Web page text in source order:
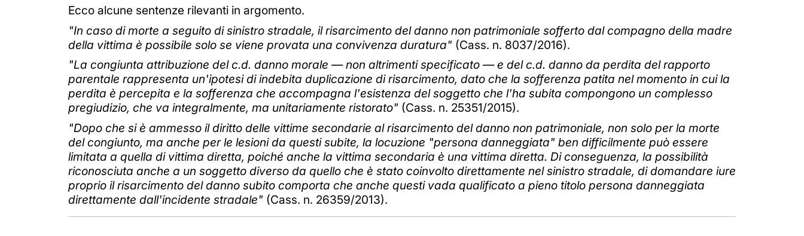
Ecco alcune sentenze rilevanti in argomento.
"In caso di morte a seguito di sinistro stradale, il risarcimento del danno non patrimoniale sofferto dal compagno della madre
della vittima è possibile solo se viene provata una convivenza duratura" (Cass. n. 8037/2016).
"La congiunta attribuzione del c.d. danno morale — non altrimenti specificato — e del c.d. danno da perdita del rapporto
parentale rappresenta un'ipotesi di indebita duplicazione di risarcimento, dato che la sofferenza patita nel momento in cui la
perdita è percepita e la sofferenza che accompagna l'esistenza del soggetto che l'ha subita compongono un complesso
pregiudizio, che va integralmente, ma unitariamente ristorato" (Cass. n. 25351/2015).
"Dopo che si è ammesso il diritto delle vittime secondarie al risarcimento del danno non patrimoniale, non solo per la morte
del congiunto, ma anche per le lesioni da questi subite, la locuzione "persona danneggiata" ben difficilmente può essere
limitata a quella di vittima diretta, poiché anche la vittima secondaria è una vittima diretta. Di conseguenza, la possibilità
riconosciuta anche a un soggetto diverso da quello che è stato coinvolto direttamente nel sinistro stradale, di domandare iure
proprio il risarcimento del danno subito comporta che anche questi vada qualificato a pieno titolo persona danneggiata
direttamente dall'incidente stradale" (Cass. n. 26359/2013).